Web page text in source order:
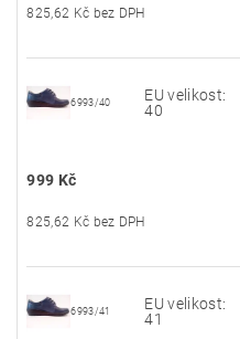
825,62 Kč bez DPH
6993/40
EU velikost:
40
999 Kč
825,62 Kč bez DPH
6993/41
EU velikost:
41